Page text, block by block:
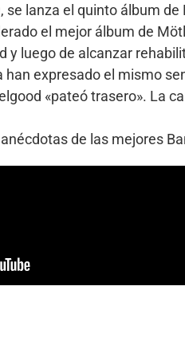
lanza el quinto álbum
el mejor álbum de
y luego de alcanzar
han expresado el mismo
«pateó trasero». La
de las mejores